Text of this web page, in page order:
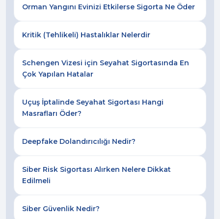
Orman Yangını Evinizi Etkilerse Sigorta Ne Öder
Kritik (Tehlikeli) Hastalıklar Nelerdir
Schengen Vizesi için Seyahat Sigortasında En
Çok Yapılan Hatalar
Uçuş İptalinde Seyahat Sigortası Hangi
Masrafları Öder?
Deepfake Dolandırıcılığı Nedir?
Siber Risk Sigortası Alırken Nelere Dikkat
Edilmeli
Siber Güvenlik Nedir?